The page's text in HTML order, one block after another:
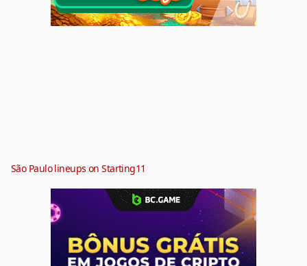
São Paulo lineups on Starting11